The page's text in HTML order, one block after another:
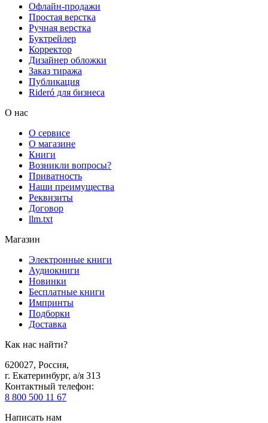
Офлайн-продажи
Простая верстка
Ручная верстка
Буктрейлер
Корректор
Дизайнер обложки
Заказ тиража
Публикация
Rideró для бизнеса
О нас
О сервисе
О магазине
Книги
Возникли вопросы?
Приватность
Наши преимущества
Реквизиты
Договор
llm.txt
Магазин
Электронные книги
Аудиокниги
Новинки
Бесплатные книги
Импринты
Подборки
Доставка
Как нас найти?
620027, Россия,
г. Екатеринбург, а/я 313
Контактный телефон:
8 800 500 11 67
Написать нам